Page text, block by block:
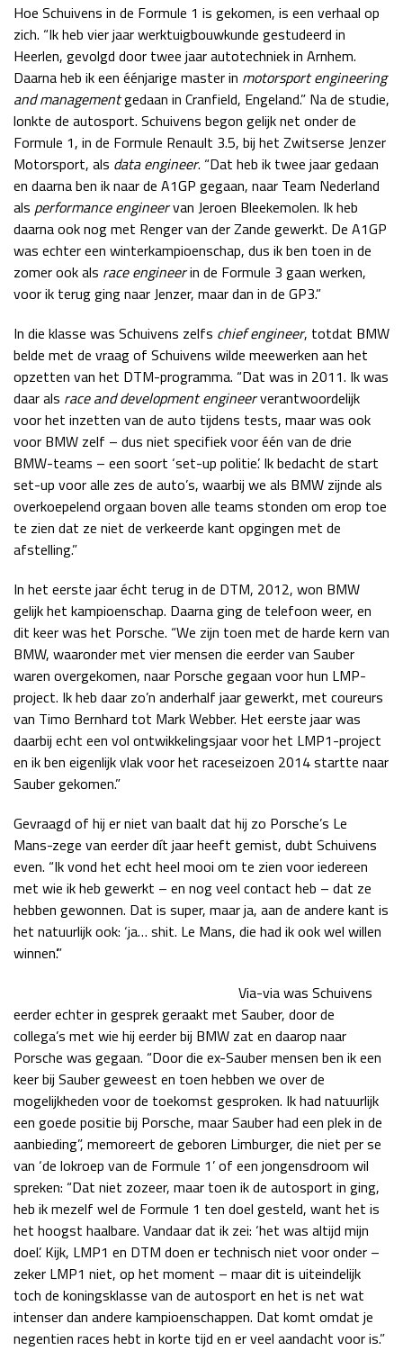
Kwalificatie
za 19:00 - 20:00
Race
zo 17:00 - 19:00
Hoe Schuivens in de Formule 1 is gekomen, is een verhaal op
zich. “Ik heb vier jaar werktuigbouwkunde gestudeerd in
Heerlen, gevolgd door twee jaar autotechniek in Arnhem.
Daarna heb ik een éénjarige master in motorsport engineering
and managementgedaan in Cranfield, Engeland.” Na de studie,
lonkte de autosport. Schuivens begon gelijk net onder de
Formule 1, in de Formule Renault 3.5, bij het Zwitserse Jenzer
Motorsport, als data engineer. “Dat heb ik twee jaar gedaan
en daarna ben ik naar de A1GP gegaan, naar Team Nederland
als performance engineervan Jeroen Bleekemolen. Ik heb
daarna ook nog met Renger van der Zande gewerkt. De A1GP
was echter een winterkampioenschap, dus ik ben toen in de
zomer ook als race engineerin de Formule 3 gaan werken,
voor ik terug ging naar Jenzer, maar dan in de GP3.”
In die klasse was Schuivens zelfs chief engineer, totdat BMW
belde met de vraag of Schuivens wilde meewerken aan het
opzetten van het DTM-programma. “Dat was in 2011. Ik was
daar als race and development engineerverantwoordelijk
voor het inzetten van de auto tijdens tests, maar was ook
voor BMW zelf – dus niet specifiek voor één van de drie
BMW-teams – een soort ‘set-up politie’. Ik bedacht de start
set-up voor alle zes de auto’s, waarbij we als BMW zijnde als
overkoepelend orgaan boven alle teams stonden om erop toe
te zien dat ze niet de verkeerde kant opgingen met de
afstelling.”
In het eerste jaar écht terug in de DTM, 2012, won BMW
gelijk het kampioenschap. Daarna ging de telefoon weer, en
dit keer was het Porsche. “We zijn toen met de harde kern van
BMW, waaronder met vier mensen die eerder van Sauber
waren overgekomen, naar Porsche gegaan voor hun LMP-
project. Ik heb daar zo’n anderhalf jaar gewerkt, met coureurs
van Timo Bernhard tot Mark Webber. Het eerste jaar was
daarbij echt een vol ontwikkelingsjaar voor het LMP1-project
en ik ben eigenlijk vlak voor het raceseizoen 2014 startte naar
Sauber gekomen.”
Gevraagd of hij er niet van baalt dat hij zo Porsche’s Le
Mans-zege van eerder dít jaar heeft gemist, dubt Schuivens
even. “Ik vond het echt heel mooi om te zien voor iedereen
met wie ik heb gewerkt – en nog veel contact heb – dat ze
hebben gewonnen. Dat is super, maar ja, aan de andere kant is
het natuurlijk ook: ‘ja… shit. Le Mans, die had ik ook wel willen
winnen’.”
Via-via was Schuivens
eerder echter in gesprek geraakt met Sauber, door de
collega’s met wie hij eerder bij BMW zat en daarop naar
Porsche was gegaan. “Door die ex-Sauber mensen ben ik een
keer bij Sauber geweest en toen hebben we over de
mogelijkheden voor de toekomst gesproken. Ik had natuurlijk
een goede positie bij Porsche, maar Sauber had een plek in de
aanbieding”, memoreert de geboren Limburger, die niet per se
van ‘de lokroep van de Formule 1’ of een jongensdroom wil
spreken: “Dat niet zozeer, maar toen ik de autosport in ging,
heb ik mezelf wel de Formule 1 ten doel gesteld, want het is
het hoogst haalbare. Vandaar dat ik zei: ‘het was altijd mijn
doel’. Kijk, LMP1 en DTM doen er technisch niet voor onder –
zeker LMP1 niet, op het moment – maar dit is uiteindelijk
toch de koningsklasse van de autosport en het is net wat
intenser dan andere kampioenschappen. Dat komt omdat je
negentien races hebt in korte tijd en er veel aandacht voor is.”